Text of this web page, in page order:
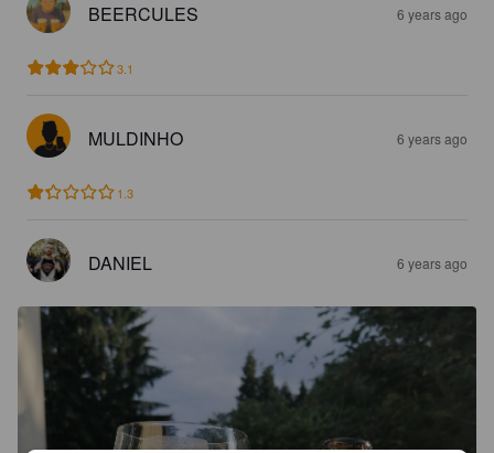
BEERCULES 6 years ago
3.1
MULDINHO 6 years ago
1.3
DANIEL 6 years ago